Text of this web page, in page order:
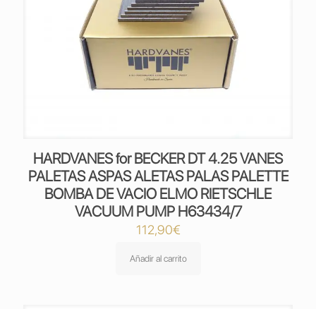
HARDVANES for BECKER DT 4.25 VANES
PALETAS ASPAS ALETAS PALAS PALETTE
BOMBA DE VACIO ELMO RIETSCHLE
VACUUM PUMP H63434/7
112,90€
Añadir al carrito